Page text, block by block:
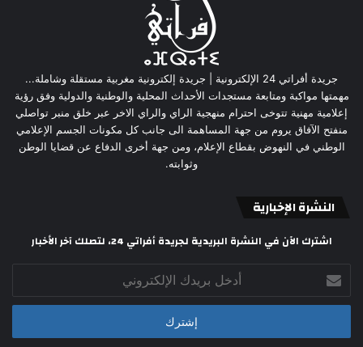
جريدة أفراتي 24 الإلكترونية | جريدة إلكترونية مغربية مستقلة وشاملة...
مهمتها مواكبة ومتابعة مستجدات الأحداث المحلية والوطنية والدولية وفق رؤية
إعلامية مهنية تتوخى احترام منهجية الراي والراي الاخر عبر خلق منبر تواصلي
منفتح الآفاق يروم من جهة المساهمة الى جانب كل مكونات الجسم الإعلامي
الوطني في النهوض بقطاع الإعلام، ومن جهة أخرى الدفاع عن قضايا الوطن
وثوابته.
النشرة الإخبارية
اشترك الآن في النشرة البريدية لجريدة أفراتي 24، لتصلك آخر الأخبار
بريدك
الإلكتروني